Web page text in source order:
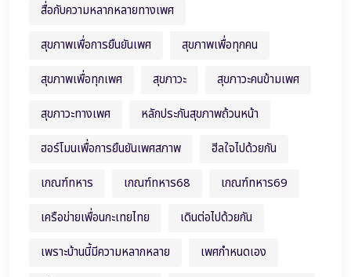
สื่อกับความหลากหลายทางเพศ
สุขภาพเพื่อการยืนยันเพศ
สุขภาพเพื่อทุกคน
สุขภาพเพื่อทุกเพศ
สุขภาวะ
สุขภาวะคนข้ามเพศ
สุขภาวะทางเพศ
หลักประกันสุขภาพถ้วนหน้า
ฮอร์โมนเพื่อการยืนยันเพศสภาพ
ฮีลใจไปด้วยกัน
เกณฑ์ทหาร
เกณฑ์ทหาร68
เกณฑ์ทหาร69
เครือข่ายเพื่อนกะเทยไทย
เดินต่อไปด้วยกัน
เพราะบ้านนี้มีความหลากหลาย
เพศกำหนดเอง